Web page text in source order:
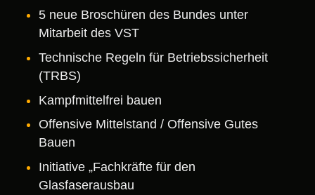
5 neue Broschüren des Bundes unter
Mitarbeit des VST
Technische Regeln für Betriebssicherheit
(TRBS)
Kampfmittelfrei bauen
Offensive Mittelstand / Offensive Gutes
Bauen
Initiative „Fachkräfte für den
Glasfaserausbau